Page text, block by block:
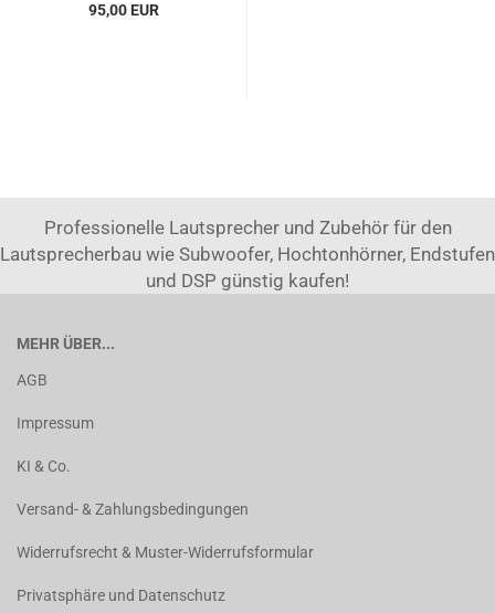
95,00 EUR
Professionelle Lautsprecher und Zubehör für den
Lautsprecherbau wie Subwoofer, Hochtonhörner, Endstufen
und DSP günstig kaufen!
MEHR ÜBER...
AGB
Impressum
KI & Co.
Versand- & Zahlungsbedingungen
Widerrufsrecht & Muster-Widerrufsformular
Privatsphäre und Datenschutz